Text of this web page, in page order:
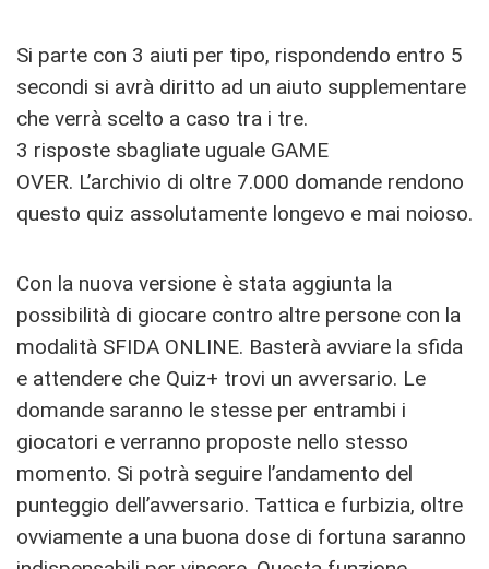
Si parte con 3 aiuti per tipo, rispondendo entro 5
secondi si avrà diritto ad un aiuto supplementare
che verrà scelto a caso tra i tre.
3 risposte sbagliate uguale GAME
OVER. L’archivio di oltre 7.000 domande rendono
questo quiz assolutamente longevo e mai noioso.
Con la nuova versione è stata aggiunta la
possibilità di giocare contro altre persone con la
modalità SFIDA ONLINE. Basterà avviare la sfida
e attendere che Quiz+ trovi un avversario. Le
domande saranno le stesse per entrambi i
giocatori e verranno proposte nello stesso
momento. Si potrà seguire l’andamento del
punteggio dell’avversario. Tattica e furbizia, oltre
ovviamente a una buona dose di fortuna saranno